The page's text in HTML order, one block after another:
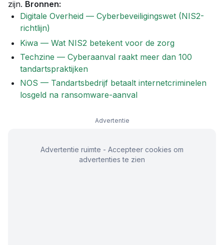
zijn. Bronnen:
Digitale Overheid — Cyberbeveiligingswet (NIS2-
richtlijn)
Kiwa — Wat NIS2 betekent voor de zorg
Techzine — Cyberaanval raakt meer dan 100
tandartspraktijken
NOS — Tandartsbedrijf betaalt internetcriminelen
losgeld na ransomware-aanval
Advertentie
Advertentie ruimte - Accepteer cookies om
advertenties te zien